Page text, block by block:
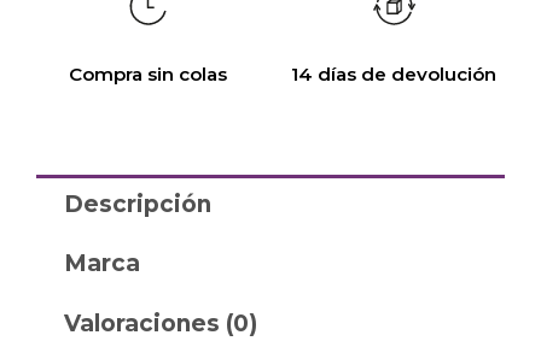
Compra sin colas 14 días de devolución
Descripción
Marca
Valoraciones (0)